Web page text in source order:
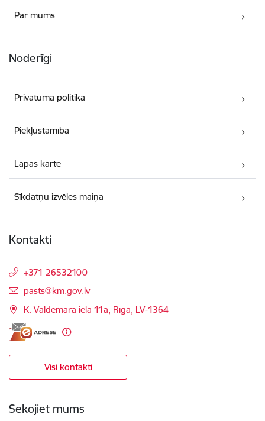
Par mums
Noderīgi
Privātuma politika
Piekļūstamība
Lapas karte
Sīkdatņu izvēles maiņa
Kontakti
+371 26532100
E-pasts:
pasts@km.gov.lv
K. Valdemāra iela 11a, Rīga, LV-1364
Visi kontakti
Sekojiet mums